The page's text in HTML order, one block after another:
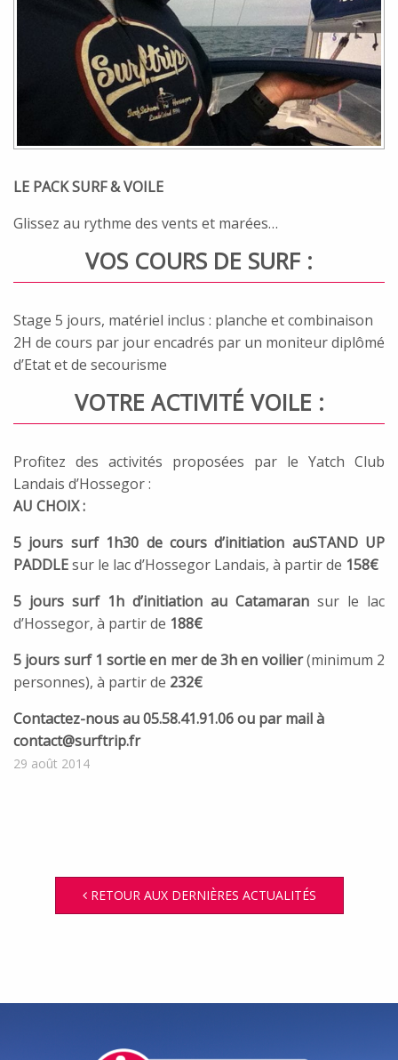
LE PACK SURF & VOILE
Glissez au rythme des vents et marées…
VOS COURS DE SURF :
Stage 5 jours, matériel inclus : planche et combinaison
2H de cours par jour encadrés par un moniteur diplômé
d’Etat et de secourisme
VOTRE ACTIVITÉ VOILE :
Profitez des activités proposées par le Yatch Club
Landais d’Hossegor :
AU CHOIX :
5 jours surf 1h30 de cours d’initiation auSTAND UP
PADDLEsur le lac d’Hossegor Landais, à partir de 158€
5 jours surf 1h d’initiation au Catamaran sur le lac
d’Hossegor, à partir de 188€
5 jours surf 1 sortie en mer de 3h en voilier(minimum 2
personnes), à partir de 232€
Contactez-nous au 05.58.41.91.06 ou par mail à
contact@surftrip.fr
29 août 2014
RETOUR AUX DERNIÈRES ACTUALITÉS